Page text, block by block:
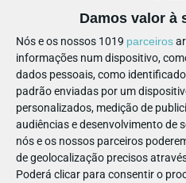
Damos valor à
Nós e os nossos 1019 parceiros
informações num dispositivo,
dados pessoais, como
padrão enviadas por um
personalizados, medição de
audiências e desenvolvimento de
nós e os nossos parceiros
de geolocalização precisos
Poderá clicar para consentir o
Para saber mais,Clique Aqui.
Para mais informações
217 786 100 / 969 657 445 |
Texto escrito conforme o